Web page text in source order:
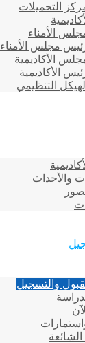
التحميلات
الأمناء
مجلس الأمناء
الأكاديمية
الأكاديمية
الهيكل التنظيمي
والأحداث
والتسجيل
الشائعة